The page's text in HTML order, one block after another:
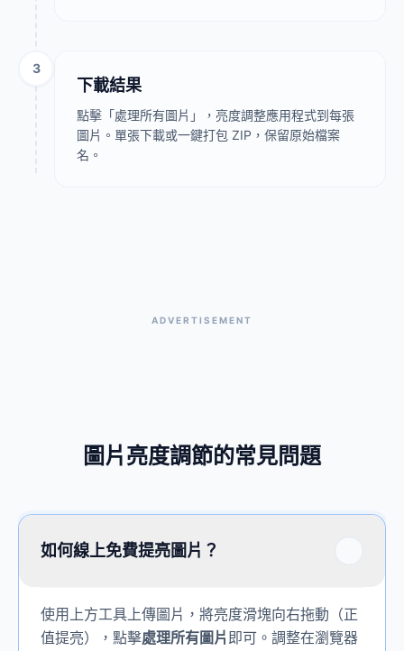
3
下載結果
點擊「處理所有圖片」，亮度調整應用程式到每張
圖片。單張下載或一鍵打包 ZIP，保留原始檔案
名。
ADVERTISEMENT
圖片亮度調節的常見問題
如何線上免費提亮圖片？
使用上方工具上傳圖片，將亮度滑塊向右拖動（正
值提亮），點擊處理所有圖片 即可。調整在瀏覽器